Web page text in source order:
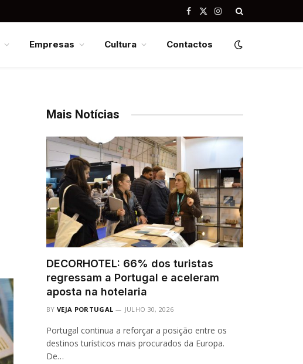
Facebook
X
Instagram
Empresas Cultura Contactos
Mais Notícias
DECORHOTEL: 66% dos turistas
regressam a Portugal e aceleram
aposta na hotelaria
BY VEJA PORTUGAL JULHO 30, 2026
Portugal continua a reforçar a posição entre os
destinos turísticos mais procurados da Europa.
De…